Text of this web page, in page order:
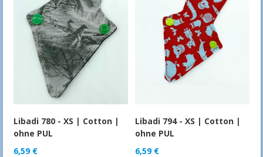
Libadi 780 - XS | Cotton |
ohne PUL
6,59 €
Libadi 794 - XS | Cotton |
ohne PUL
6,59 €